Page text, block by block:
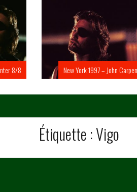
New York 1997 – John Carpenter 7/8
Étiquette :Vigo